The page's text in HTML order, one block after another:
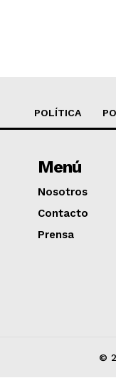
POLÍTICA
Menú
Nosotros
Contacto
Prensa
©